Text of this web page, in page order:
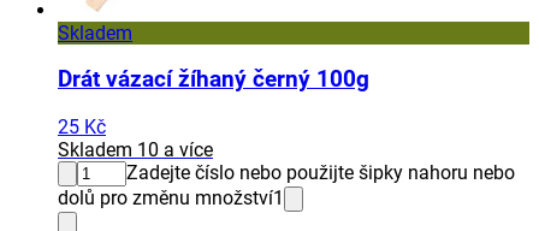
Skladem
Drát vázací žíhaný černý 100g
25 Kč
Skladem 10 a více
Zadejte číslo nebo použijte šipky nahoru nebo
dolů pro změnu množství1